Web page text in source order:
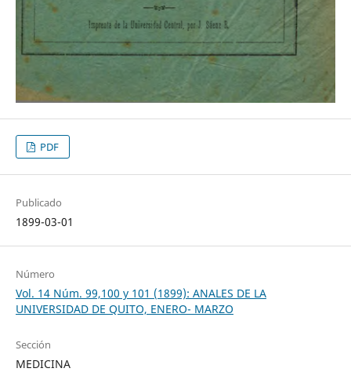
PDF
Publicado
1899-03-01
Número
Vol. 14 Núm. 99,100 y 101 (1899): ANALES DE LA
UNIVERSIDAD DE QUITO, ENERO- MARZO
Sección
MEDICINA